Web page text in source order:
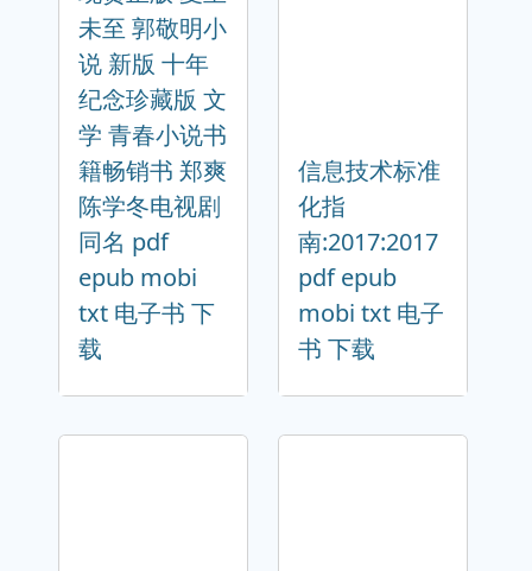
未至 郭敬明小
说 新版 十年
纪念珍藏版 文
学 青春小说书
籍畅销书 郑爽
陈学冬电视剧
同名 pdf
epub mobi
txt 电子书 下
载
信息技术标准
化指
南:2017:2017
pdf epub
mobi txt 电子
书 下载